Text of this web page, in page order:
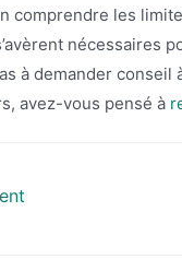
comprendre les
nécessaires
à demander
avez-vous pensé à